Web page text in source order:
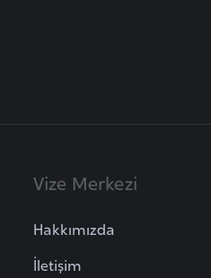
Vize Merkezi
Hakkımızda
İletişim